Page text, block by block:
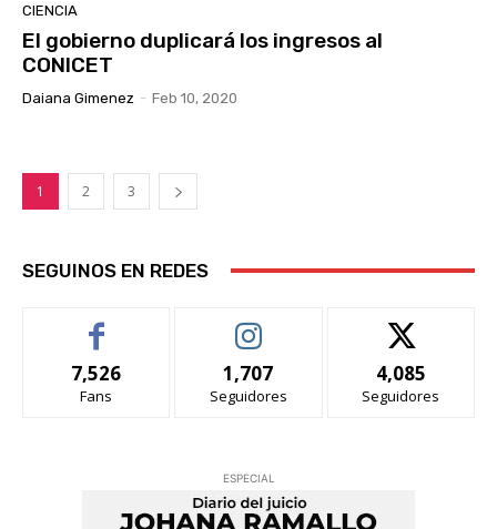
CIENCIA
El gobierno duplicará los ingresos al
CONICET
Daiana Gimenez - Feb 10, 2020
1 2 3
SEGUINOS EN REDES
7,526
Fans
1,707
Seguidores
4,085
Seguidores
ESPECIAL